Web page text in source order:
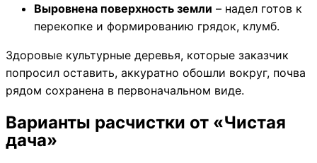
Выровнена поверхность земли – надел готов к
перекопке и формированию грядок, клумб.
Здоровые культурные деревья, которые заказчик
попросил оставить, аккуратно обошли вокруг, почва
рядом сохранена в первоначальном виде.
Варианты расчистки от «Чистая
дача»